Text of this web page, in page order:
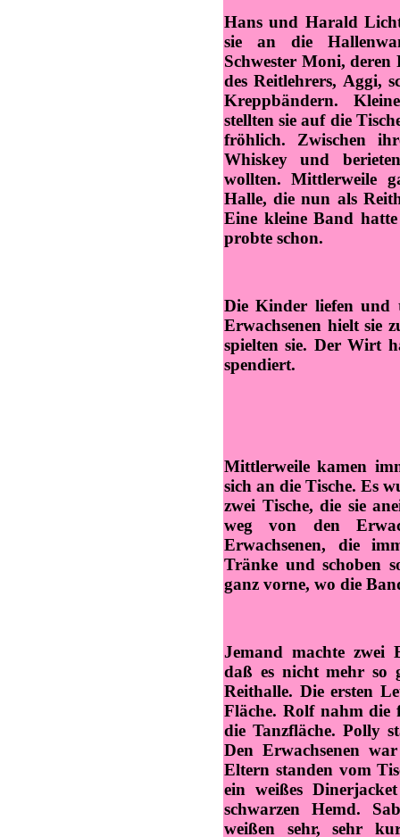
Hans und Harald
sie an die
Schwester Moni,
des Reitlehrers, Aggi,
Kreppbändern.
stellten sie auf die
fröhlich. Zwischen
Whiskey und
wollten. Mittlerweile
Halle, die nun als
Eine kleine Band
probte schon.
Die Kinder liefen und
Erwachsenen hielt sie
spielten sie. Der Wirt
spendiert.
Mittlerweile kamen
sich an die Tische. Es
zwei Tische, die sie
weg von den
Erwachsenen, die
Tränke und schoben
ganz vorne, wo die
Jemand machte zwei
daß es nicht mehr so
Reithalle. Die ersten
Fläche. Rolf nahm
die Tanzfläche. Polly
Den Erwachsenen
Eltern standen vom
ein weißes
schwarzen Hemd.
weißen sehr, sehr